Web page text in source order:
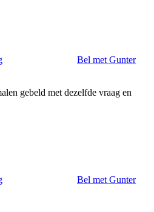
Bel met Gunter
gebeld met dezelfde vraag en
Bel met Gunter